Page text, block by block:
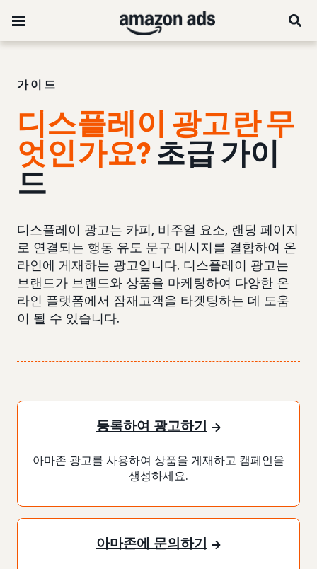
가이드
디스플레이 광고란 무
엇인가요?초급 가이
드
디스플레이 광고는 카피, 비주얼 요소, 랜딩 페이지
로 연결되는 행동 유도 문구 메시지를 결합하여 온
라인에 게재하는 광고입니다. 디스플레이 광고는
브랜드가 브랜드와 상품을 마케팅하여 다양한 온
라인 플랫폼에서 잠재고객을 타겟팅하는 데 도움
이 될 수 있습니다.
등록하여 광고하기
아마존 광고를 사용하여 상품을 게재하고 캠페인을
생성하세요.
아마존에 문의하기